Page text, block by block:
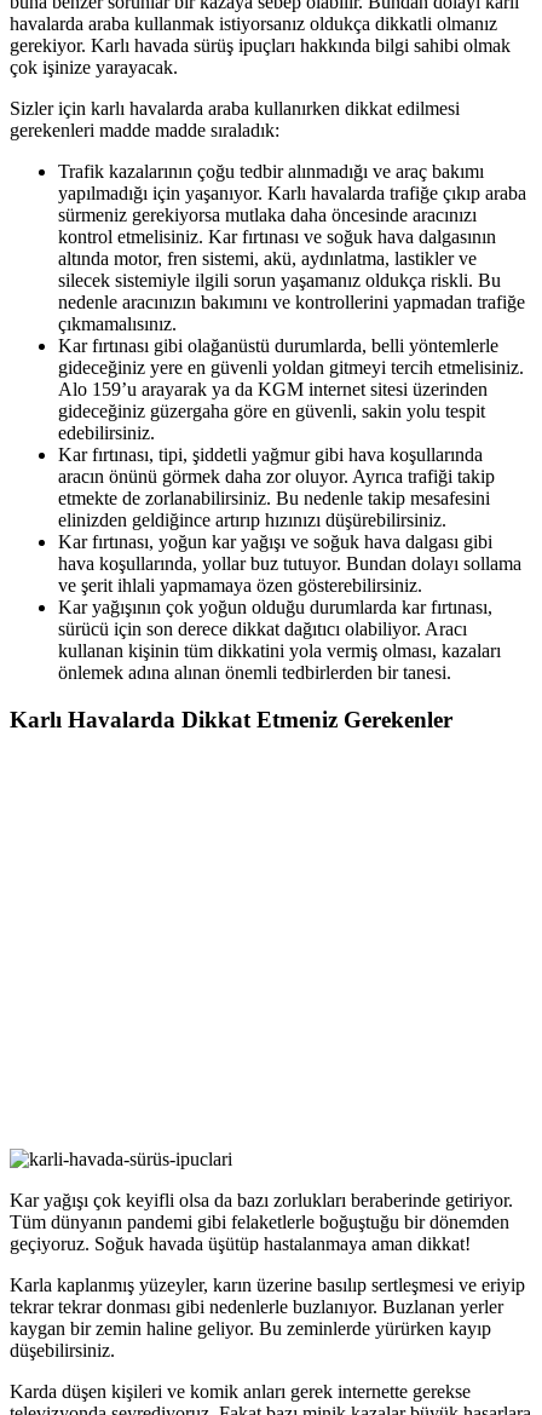
havalarda araba kullanmak istiyorsanız oldukça dikkatli olmanız
gerekiyor. Karlı havada sürüş ipuçları hakkında bilgi sahibi olmak
çok işinize yarayacak.
Sizler için karlı havalarda araba kullanırken dikkat edilmesi
gerekenleri madde madde sıraladık:
Trafik kazalarının çoğu tedbir alınmadığı ve araç bakımı
yapılmadığı için yaşanıyor. Karlı havalarda trafiğe çıkıp araba
sürmeniz gerekiyorsa mutlaka daha öncesinde aracınızı
kontrol etmelisiniz. Kar fırtınası ve soğuk hava dalgasının
altında motor, fren sistemi, akü, aydınlatma, lastikler ve
silecek sistemiyle ilgili sorun yaşamanız oldukça riskli. Bu
nedenle aracınızın bakımını ve kontrollerini yapmadan trafiğe
çıkmamalısınız.
Kar fırtınası gibi olağanüstü durumlarda, belli yöntemlerle
gideceğiniz yere en güvenli yoldan gitmeyi tercih etmelisiniz.
Alo 159’u arayarak ya da KGM internet sitesi üzerinden
gideceğiniz güzergaha göre en güvenli, sakin yolu tespit
edebilirsiniz.
Kar fırtınası, tipi, şiddetli yağmur gibi hava koşullarında
aracın önünü görmek daha zor oluyor. Ayrıca trafiği takip
etmekte de zorlanabilirsiniz. Bu nedenle takip mesafesini
elinizden geldiğince artırıp hızınızı düşürebilirsiniz.
Kar fırtınası, yoğun kar yağışı ve soğuk hava dalgası gibi
hava koşullarında, yollar buz tutuyor. Bundan dolayı sollama
ve şerit ihlali yapmamaya özen gösterebilirsiniz.
Kar yağışının çok yoğun olduğu durumlarda kar fırtınası,
sürücü için son derece dikkat dağıtıcı olabiliyor. Aracı
kullanan kişinin tüm dikkatini yola vermiş olması, kazaları
önlemek adına alınan önemli tedbirlerden bir tanesi.
Karlı Havalarda Dikkat Etmeniz Gerekenler
Kar yağışı çok keyifli olsa da bazı zorlukları beraberinde getiriyor.
Tüm dünyanın pandemi gibi felaketlerle boğuştuğu bir dönemden
geçiyoruz. Soğuk havada üşütüp hastalanmaya aman dikkat!
Karla kaplanmış yüzeyler, karın üzerine basılıp sertleşmesi ve eriyip
tekrar tekrar donması gibi nedenlerle buzlanıyor. Buzlanan yerler
kaygan bir zemin haline geliyor. Bu zeminlerde yürürken kayıp
düşebilirsiniz.
Karda düşen kişileri ve komik anları gerek internette gerekse